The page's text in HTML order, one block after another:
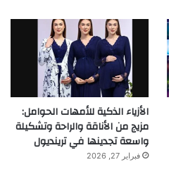
الأزياء الذكية للأمهات الحوامل:
مزيج من الأناقة والراحة وتشكيلة
واسعة تجدينها في ترينديول
فبراير 27, 2026